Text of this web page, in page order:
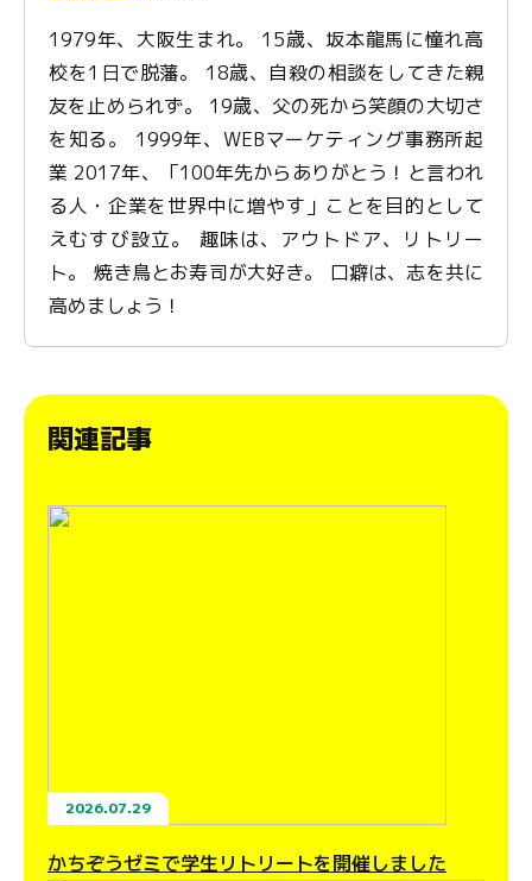
1979年、大阪生まれ。 15歳、坂本龍馬に憧れ高
校を1日で脱藩。 18歳、自殺の相談をしてきた親
友を止められず。 19歳、父の死から笑顔の大切さ
を知る。 1999年、WEBマーケティング事務所起
業 2017年、「100年先からありがとう！と言われ
る人・企業を世界中に増やす」ことを目的として
えむすび設立。 趣味は、アウトドア、リトリー
ト。 焼き鳥とお寿司が大好き。 口癖は、志を共に
高めましょう！
関連記事
2026.07.29
かちぞうゼミで学生リトリートを開催しました